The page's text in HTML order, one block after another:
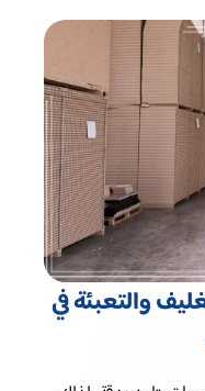
والتعبئة في